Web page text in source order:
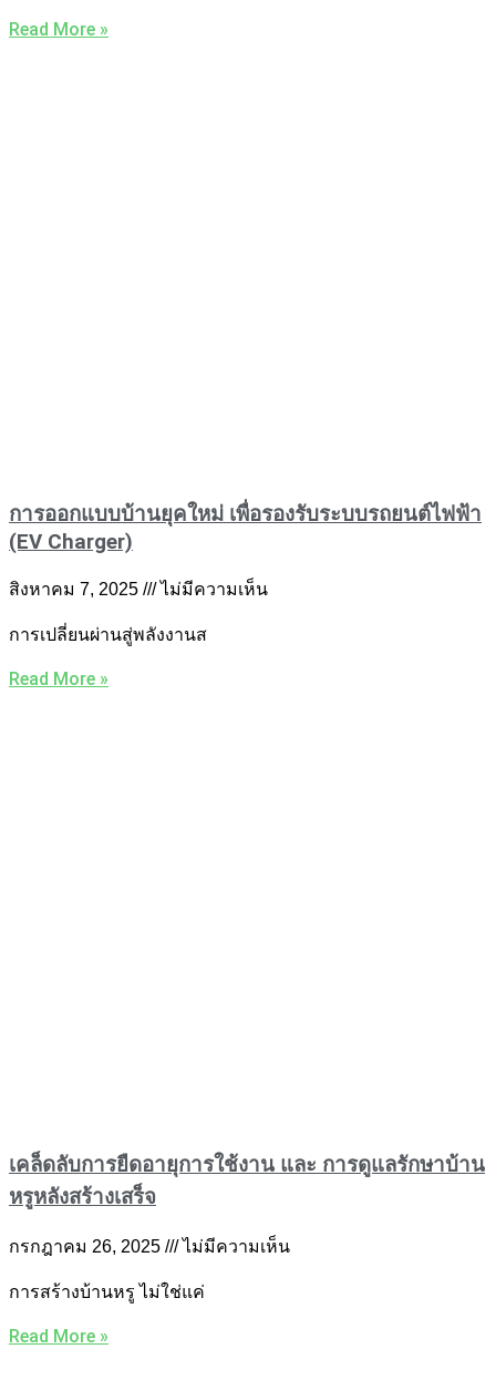
Read More »
การออกแบบบ้านยุคใหม่ เพื่อรองรับระบบรถยนต์ไฟฟ้า
(EV Charger)
สิงหาคม 7, 2025 ไม่มีความเห็น
การเปลี่ยนผ่านสู่พลังงานส
Read More »
เคล็ดลับการยืดอายุการใช้งาน และ การดูแลรักษาบ้าน
หรูหลังสร้างเสร็จ
กรกฎาคม 26, 2025 ไม่มีความเห็น
การสร้างบ้านหรู ไม่ใช่แค่
Read More »